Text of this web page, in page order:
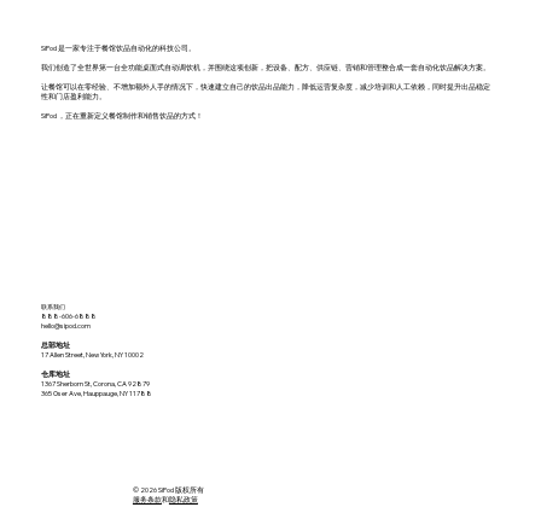
SiPod 是一家专注于餐馆饮品自动化的科技公司。
我们创造了全世界第一台全功能桌面式自动调饮机，并围绕这项创新，把设备、配方、供应链、营销和管理整合成一套自动化饮品解决方案。
让餐馆可以在零经验、不增加额外人手的情况下，快速建立自己的饮品出品能力，降低运营复杂度，减少培训和人工依赖，同时提升出品稳定
性和门店盈利能力。
SiPod ，正在重新定义餐馆制作和销售饮品的方式！
联系我们
888-606-6888
hello@sipod.com
总部地址
17 Allen Street, New York, NY 10002
仓库地址
1367 Sherborn St, Corona, CA 92879
365 Oser Ave, Hauppauge, NY 11788
© 2026 SiPod 版权所有
服务条款和隐私政策